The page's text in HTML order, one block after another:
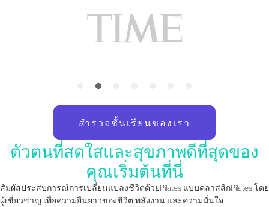
สำรวจชั้นเรียนของเรา
ตัวตนที่สดใสและสุขภาพดีที่สุดของ
คุณเริ่มต้นที่นี่
สัมผัสประสบการณ์การเปลี่ยนแปลงชีวิตด้วยPilates แบบคลาสสิกPilates โดย
ผู้เชี่ยวชาญ เพื่อความยืนยาวของชีวิต พลังงาน และความมั่นใจ